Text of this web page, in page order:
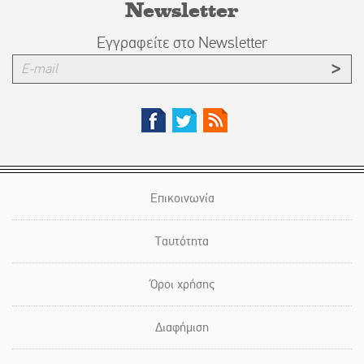
Newsletter
Εγγραφείτε στο Newsletter
Επικοινωνία
Ταυτότητα
Όροι χρήσης
Διαφήμιση